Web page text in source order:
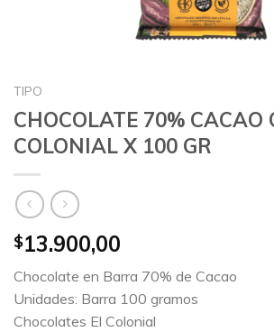
TIPO
CHOCOLATE 70% CACAO
COLONIAL X 100 GR
$13.900,00
Chocolate en Barra 70% de Cacao
Unidades: Barra 100 gramos
Chocolates El Colonial